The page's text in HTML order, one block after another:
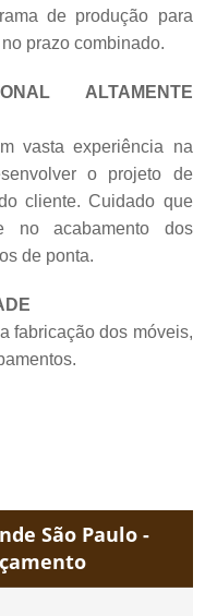
de produção para
prazo combinado.
ALTAMENTE
vasta experiência na
o projeto de
cliente. Cuidado que
no acabamento dos
de ponta.
fabricação dos móveis,
São Paulo -